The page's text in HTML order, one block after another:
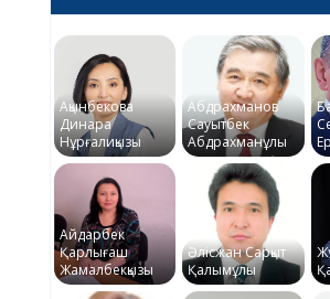
Ақынбекова
Динара
Нұрғалиқызы
Абдрахманов
Сауытбек
Абдрахманұлы
Айдарбек
Қарлығаш
Жамалбекқызы
Әлісжан Сарқыт
Қалымұлы